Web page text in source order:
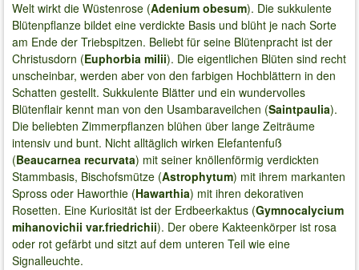
Welt wirkt die Wüstenrose (Adenium obesum). Die sukkulente
Blütenpflanze bildet eine verdickte Basis und blüht je nach Sorte
am Ende der Triebspitzen. Beliebt für seine Blütenpracht ist der
Christusdorn (Euphorbia milii). Die eigentlichen Blüten sind recht
unscheinbar, werden aber von den farbigen Hochblättern in den
Schatten gestellt. Sukkulente Blätter und ein wundervolles
Blütenflair kennt man von den Usambaraveilchen (Saintpaulia).
Die beliebten Zimmerpflanzen blühen über lange Zeiträume
intensiv und bunt. Nicht alltäglich wirken Elefantenfuß
(Beaucarnea recurvata) mit seiner knöllenförmig verdickten
Stammbasis, Bischofsmütze (Astrophytum) mit ihrem markanten
Spross oder Haworthie (Hawarthia) mit ihren dekorativen
Rosetten. Eine Kuriosität ist der Erdbeerkaktus (Gymnocalycium
mihanovichii var.friedrichii). Der obere Kakteenkörper ist rosa
oder rot gefärbt und sitzt auf dem unteren Teil wie eine
Signalleuchte.